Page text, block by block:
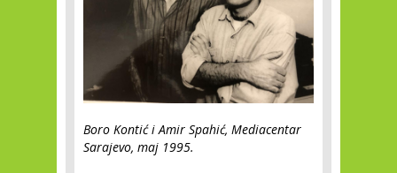
Boro Kontić i Amir Spahić, Mediacentar
Sarajevo, maj 1995.